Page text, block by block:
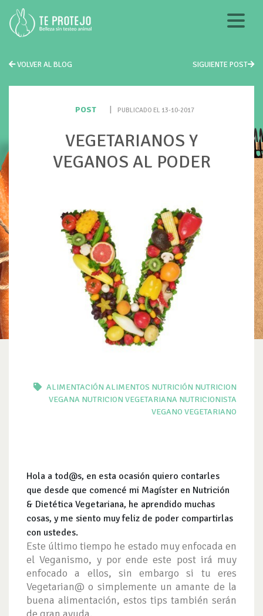
VOLVER AL BLOG SIGUIENTE POST
POST PUBLICADO EL 13-10-2017
VEGETARIANOS Y
VEGANOS AL PODER
ALIMENTACIÓN ALIMENTOS NUTRICIÓN NUTRICION
VEGANA NUTRICION VEGETARIANA NUTRICIONISTA
VEGANO VEGETARIANO
Hola a tod@s, en esta ocasión quiero contarles
que desde que comencé mi Magíster en Nutrición
& Dietética Vegetariana, he aprendido muchas
cosas, y me siento muy feliz de poder compartirlas
con ustedes.
Este último tiempo he estado muy enfocada en
el Veganismo, y por ende este post irá muy
enfocado a ellos, sin embargo si tu eres
Vegetarian@ o simplemente un amante de la
buena alimentación, estos tips también serán